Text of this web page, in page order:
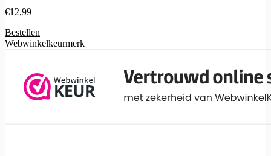
€12,99
Bestellen
Webwinkelkeurmerk